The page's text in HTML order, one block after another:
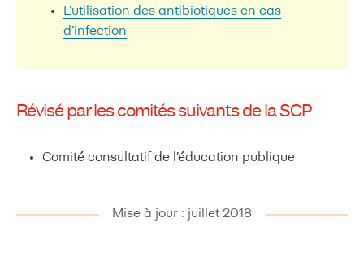
L’utilisation des antibiotiques en cas
d’infection
Révisé par les comités suivants de la SCP
Comité consultatif de l’éducation publique
Mise à jour : juillet 2018